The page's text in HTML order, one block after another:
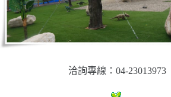
洽詢專線：04-23013973